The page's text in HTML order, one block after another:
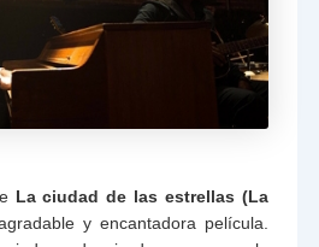
La ciudad de las estrellas (La
y encantadora película.